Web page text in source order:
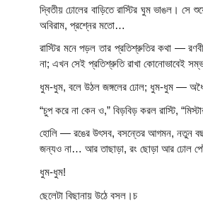
দ্বিতীয় ঢোলের বাড়িতে রাস্টির ঘুম ভাঙল। সে
অবিরাম, প্রশ্নের মতো…
রাস্টির মনে পড়ল তার প্রতিশ্রুতির কথা —
না; এখন সেই প্রতিশ্রুতি রাখা কোনোভাবেই
ধুম-ধুম, বলে উঠল জঙ্গলের ঢোল; ধুম-ধুম —
“চুপ করে না কেন ও,” বিড়বিড় করল রাস্টি,
হোলি — রঙের উৎসব, বসন্তের আগমন, নতুন
জন্যও না… আর তাছাড়া, রং ছোড়া আর ঢোল
ধুম-ধুম!
ছেলেটা বিছানায় উঠে বসল।চ